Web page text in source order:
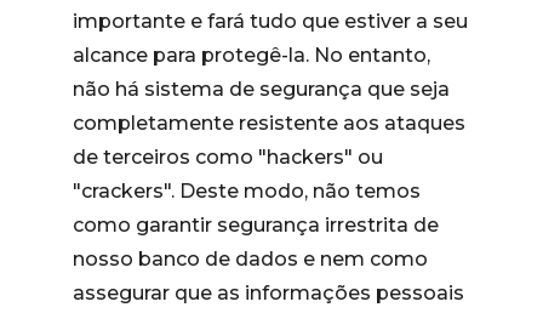
importante e fará tudo que estiver a seu
alcance para protegê-la. No entanto,
não há sistema de segurança que seja
completamente resistente aos ataques
de terceiros como "hackers" ou
"crackers". Deste modo, não temos
como garantir segurança irrestrita de
nosso banco de dados e nem como
assegurar que as informações pessoais